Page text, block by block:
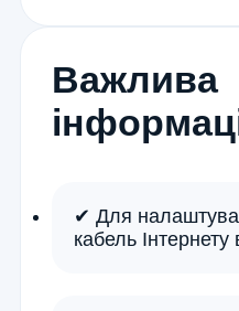
Важлива
✔ Для
кабель